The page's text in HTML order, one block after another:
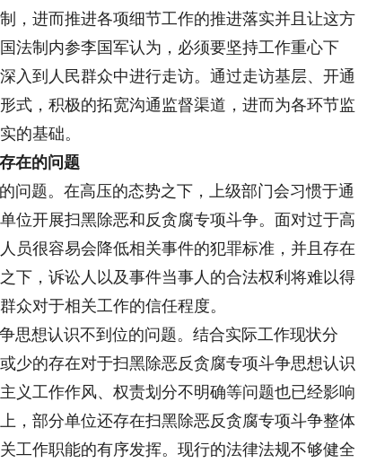
，进而推进各项细节工作的推进落实并且让这方
法制内参李国军认为，必须要坚持工作重心下
入到人民群众中进行走访。通过走访基层、开通
式，积极的拓宽沟通监督渠道，进而为各环节监
的基础。
在的问题
题。在高压的态势之下，上级部门会习惯于通
位开展扫黑除恶和反贪腐专项斗争。面对过于高
员很容易会降低相关事件的犯罪标准，并且存在
下，诉讼人以及事件当事人的合法权利将难以得
众对于相关工作的信任程度。
想认识不到位的问题。结合实际工作现状分
少的存在对于扫黑除恶反贪腐专项斗争思想认识
义工作作风、权责划分不明确等问题也已经影响
，部分单位还存在扫黑除恶反贪腐专项斗争整体
工作职能的有序发挥。现行的法律法规不够健全